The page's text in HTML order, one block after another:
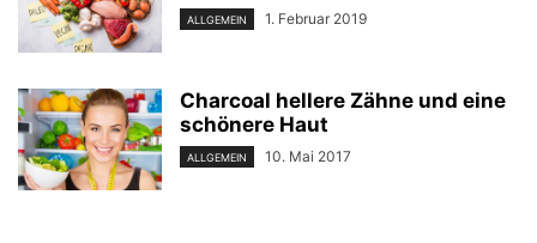
ALLGEMEIN 1. Februar 2019
Charcoal hellere Zähne und eine
schönere Haut
ALLGEMEIN 10. Mai 2017